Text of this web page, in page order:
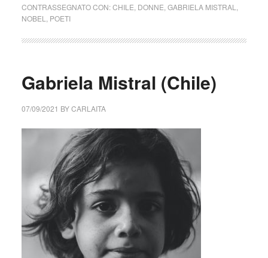
CONTRASSEGNATO CON:CHILE DONNE GABRIELA MISTRAL
NOBEL
POETI
Gabriela Mistral (Chile)
07/09/2021 BYCARLAITA